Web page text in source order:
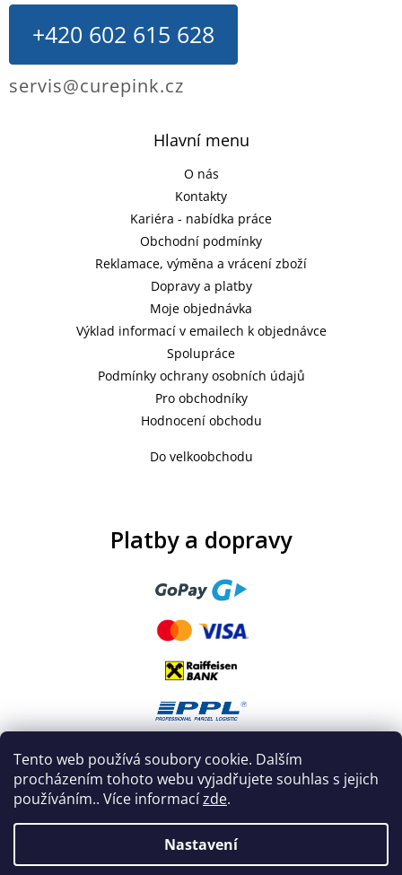
Tento web používá soubory cookie. Dalším
procházením tohoto webu vyjadřujete souhlas s jejich
používáním.. Více informacízde.
Nastavení
Hlavní menu
O nás
Kontakty
Kariéra - nabídka práce
Obchodní podmínky
Reklamace, výměna a vrácení zboží
Dopravy a platby
Moje objednávka
Výklad informací v emailech k objednávce
Spolupráce
Podmínky ochrany osobních údajů
Pro obchodníky
Hodnocení obchodu
Do velkoobchodu
+420 602 615 628
servis@curepink.cz
Platby a dopravy
Vytvořil Shoptet